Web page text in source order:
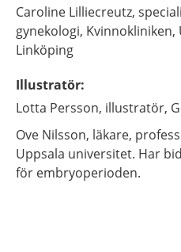
Caroline Lilliecreutz,
gynekologi,
Linköping
Illustratör:
Lotta Persson, illustratör,
Ove Nilsson, läkare,
Uppsala universitet. Har
för embryoperioden.